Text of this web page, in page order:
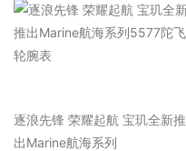
逐浪先锋 荣耀起航 宝玑全新推
出Marine航海系列